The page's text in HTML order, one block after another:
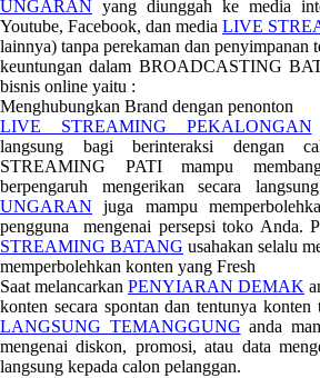
UNGARAN yang diunggah ke media
Youtube, Facebook, dan media LIVE
lainnya) tanpa perekaman dan penyimpanan
keuntungan dalam BROADCASTING
bisnis online yaitu :
Menghubungkan Brand dengan penonton
LIVE STREAMING PEKALONGAN
langsung bagi berinteraksi dengan
STREAMING PATI mampu
berpengaruh mengerikan secara
UNGARAN juga mampu
pengguna mengenai persepsi toko Anda.
STREAMING BATANG usahakan selalu
memperbolehkan konten yang Fresh
Saat melancarkan PENYIARAN DEMAK
konten secara spontan dan tentunya konten
LANGSUNG TEMANGGUNG anda
mengenai diskon, promosi, atau data
langsung kepada calon pelanggan.